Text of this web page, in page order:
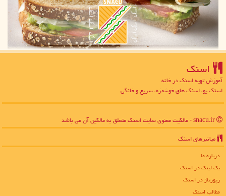
اسنك
آموزش تهیه اسنک در خانه
اسنک یو، اسنک های خوشمزه، سریع و خانگی
میانبرهای اسنك
درباره ما
بک لینک در اسنك
رپورتاژ در اسنك
مطالب اسنك